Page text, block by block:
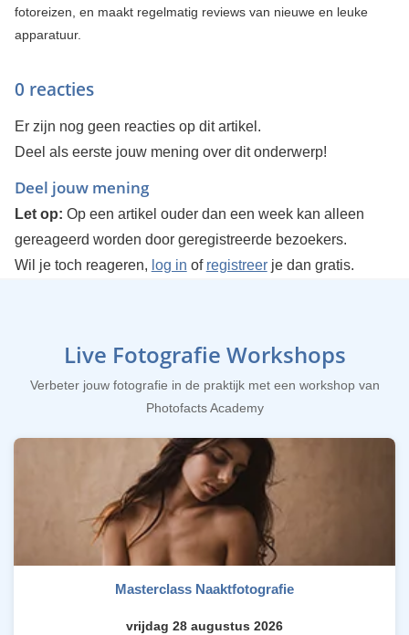
fotoreizen, en maakt regelmatig reviews van nieuwe en leuke
apparatuur.
0 reacties
Er zijn nog geen reacties op dit artikel.
Deel als eerste jouw mening over dit onderwerp!
Deel jouw mening
Let op: Op een artikel ouder dan een week kan alleen
gereageerd worden door geregistreerde bezoekers.
Wil je toch reageren, log in of registreerje dan gratis.
Live Fotografie Workshops
Verbeter jouw fotografie in de praktijk met een workshop van
Photofacts Academy
Masterclass Naaktfotografie
vrijdag 28 augustus 2026